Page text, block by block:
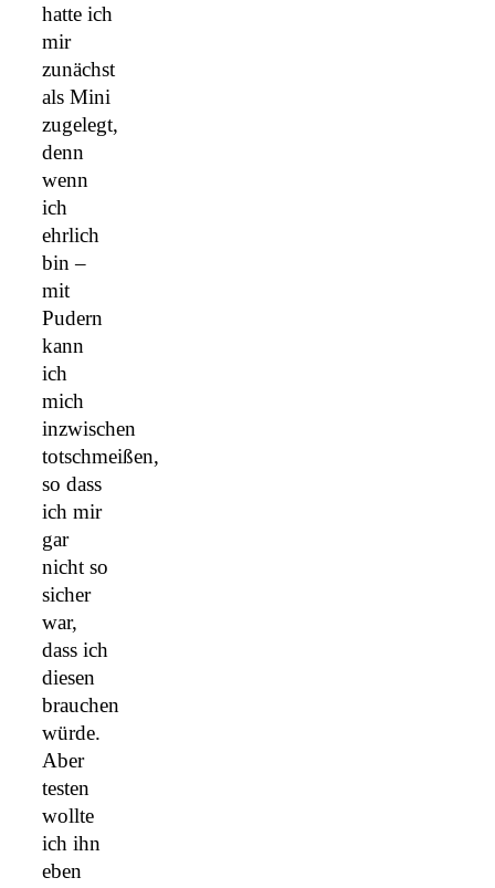
hatte ich
mir
zunächst
als Mini
zugelegt,
denn
wenn
ich
ehrlich
bin –
mit
Pudern
kann
ich
mich
inzwischen
totschmeißen,
so dass
ich mir
gar
nicht so
sicher
war,
dass ich
diesen
brauchen
würde.
Aber
testen
wollte
ich ihn
eben